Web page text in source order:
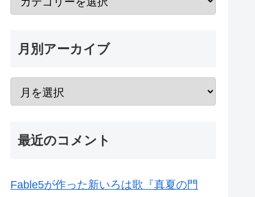
月別アーカイブ
最近のコメント
Fable5が作った新いろは歌『真夏の門